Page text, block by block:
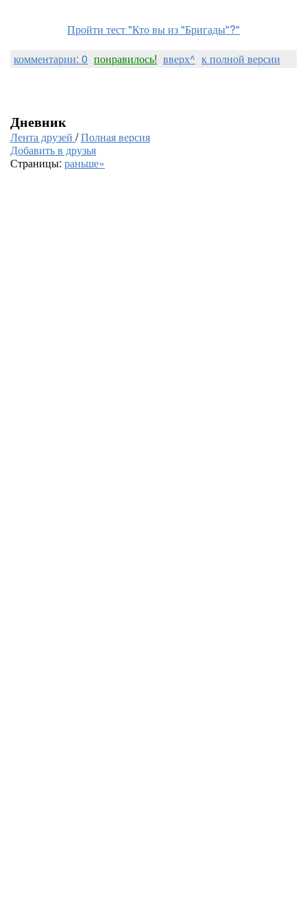
Пройти тест "Кто вы из "Бригады"?"
комментарии: 0 понравилось! вверх^ к полной версии
Дневник
Лента друзей /Полная версия
Добавить в друзья
Страницы: раньше»